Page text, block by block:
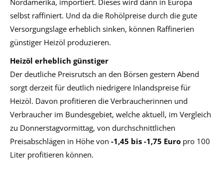
selbst raffiniert. Und da die Rohölpreise durch die gute
Versorgungslage erheblich sinken, können Raffinerien
günstiger Heizöl produzieren.
Heizöl erheblich günstiger
Der deutliche Preisrutsch an den Börsen gestern Abend
sorgt derzeit für deutlich niedrigere Inlandspreise für
Heizöl. Davon profitieren die Verbraucherinnen und
Verbraucher im Bundesgebiet, welche aktuell, im Vergleich
zu Donnerstagvormittag, von durchschnittlichen
Preisabschlägen in Höhe von -1,45 bis -1,75 Euro pro 100
Liter profitieren können.